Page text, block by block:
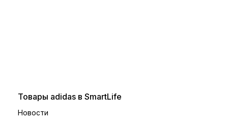
Товары adidas в SmartLife
Новости